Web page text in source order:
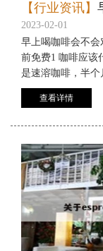
【行业资讯】
2023-02-01
早上喝咖啡会不会
前免费1 咖啡应该
是速溶咖啡，半
查看详情